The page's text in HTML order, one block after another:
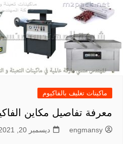
ماكينات تغليف بالفاكيوم
معرفة تفاصيل مكاين
engmansy ديسمبر 20, 2021